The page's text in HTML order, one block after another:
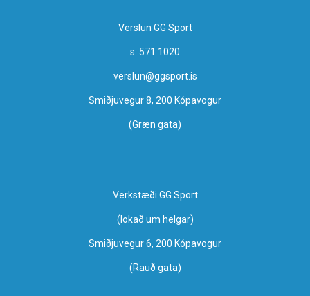
Verslun GG Sport
s. 571 1020
verslun@ggsport.is
Smiðjuvegur 8, 200 Kópavogur
(Græn gata)
Verkstæði GG Sport
​(lokað um helgar)
Smiðjuvegur 6, 200 Kópavogur
(Rauð gata)